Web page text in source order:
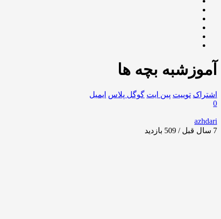
آموزشبه بچه ها
اشتراک توییت پین ایت گوگل‌ پلاس ایمیل
0
azhdari
7 سال قبل / 509
بازدید